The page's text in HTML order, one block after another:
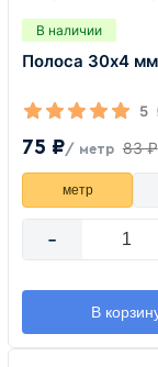
В наличии
Полоса 30х4 мм
5
75 ₽/ метр 83 ₽
метр
-
В